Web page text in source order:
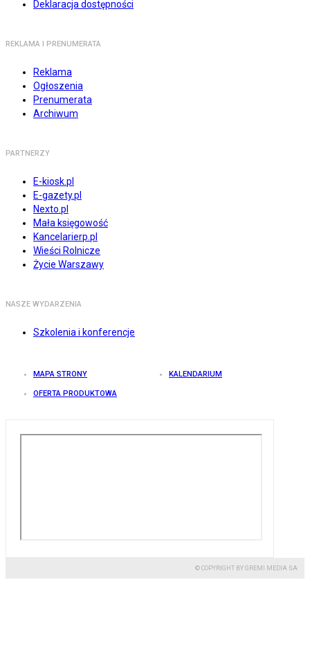
Deklaracja dostępności
REKLAMA I PRENUMERATA
Reklama
Ogłoszenia
Prenumerata
Archiwum
PARTNERZY
E-kiosk.pl
E-gazety.pl
Nexto.pl
Mała księgowość
Kancelarierp.pl
Wieści Rolnicze
Życie Warszawy
NASZE WYDARZENIA
Szkolenia i konferencje
MAPA STRONY KALENDARIUM
OFERTA PRODUKTOWA
© COPYRIGHT BY GREMI MEDIA SA